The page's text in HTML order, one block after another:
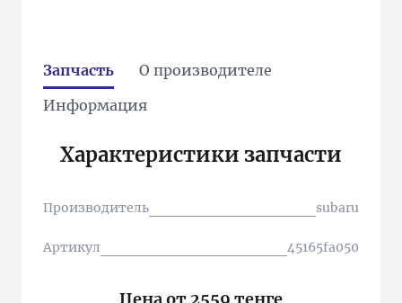
Запчасть
О производителе
Информация
Характеристики запчасти
Производитель subaru
Артикул 45165fa050